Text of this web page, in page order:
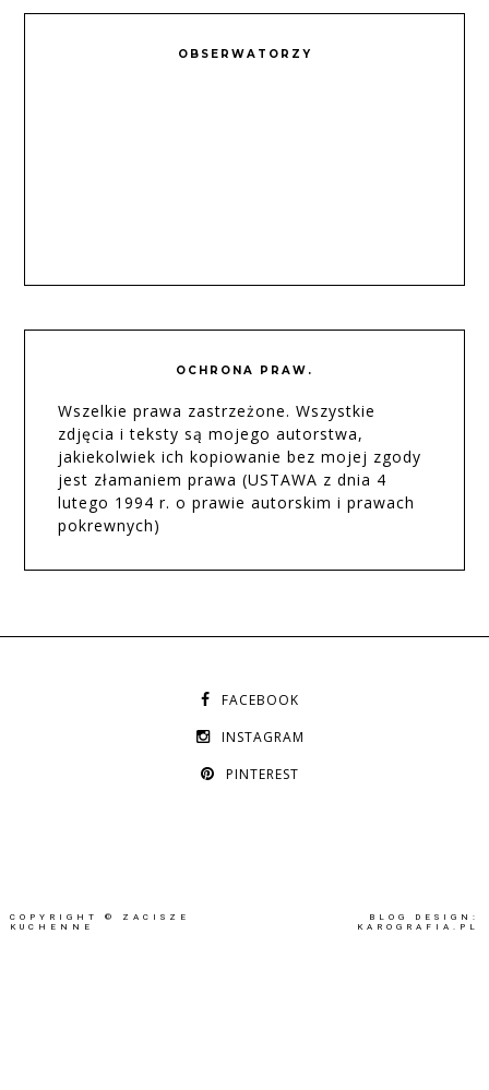
OBSERWATORZY
OCHRONA PRAW.
Wszelkie prawa zastrzeżone. Wszystkie
zdjęcia i teksty są mojego autorstwa,
jakiekolwiek ich kopiowanie bez mojej zgody
jest złamaniem prawa (USTAWA z dnia 4
lutego 1994 r. o prawie autorskim i prawach
pokrewnych)
FACEBOOK
INSTAGRAM
PINTEREST
COPYRIGHT ©
ZACISZE
KUCHENNE
BLOG DESIGN:
KAROGRAFIA.PL